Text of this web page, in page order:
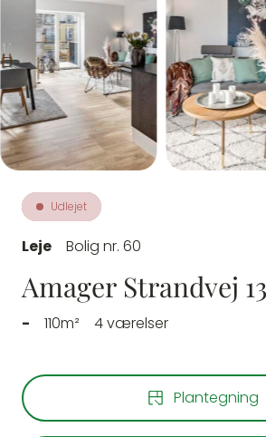
Udlejet
Leje Bolig nr. 60
Amager Strandvej
- 110m² 4 værelser
Plantegning